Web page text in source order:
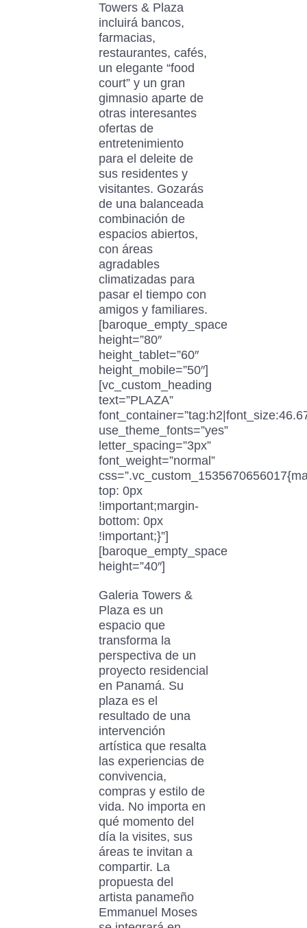
Towers & Plaza
incluirá bancos,
farmacias,
restaurantes, cafés,
un elegante “food
court” y un gran
gimnasio aparte de
otras interesantes
ofertas de
entretenimiento
para el deleite de
sus residentes y
visitantes. Gozarás
de una balanceada
combinación de
espacios abiertos,
con áreas
agradables
climatizadas para
pasar el tiempo con
amigos y familiares.
[baroque_empty_space
height=”80″
height_tablet=”60″
height_mobile=”50″]
[vc_custom_heading
text=”PLAZA”
use_theme_fonts=”yes”
letter_spacing=”3px”
font_weight=”normal”
top: 0px
!important;margin-
bottom: 0px
!important;}”]
[baroque_empty_space
height=”40″]
Galeria Towers &
Plaza es un
espacio que
transforma la
perspectiva de un
proyecto residencial
en Panamá. Su
plaza es el
resultado de una
intervención
artística que resalta
las experiencias de
convivencia,
compras y estilo de
vida. No importa en
qué momento del
día la visites, sus
áreas te invitan a
compartir. La
propuesta del
artista panameño
Emmanuel Moses